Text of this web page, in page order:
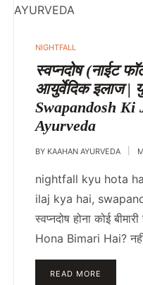
POSTED
NIGHTFALL
स्वप्नदोष (नाईट
आयुर्वेदिक इलाज |
Swapandosh Ki
Ayurveda
BY KAAHAN AYURVEDA
nightfall kyu hota
ilaj kya hai,
स्वप्नदोष होना कोई
Hona Bimari Hai?
READ MORE